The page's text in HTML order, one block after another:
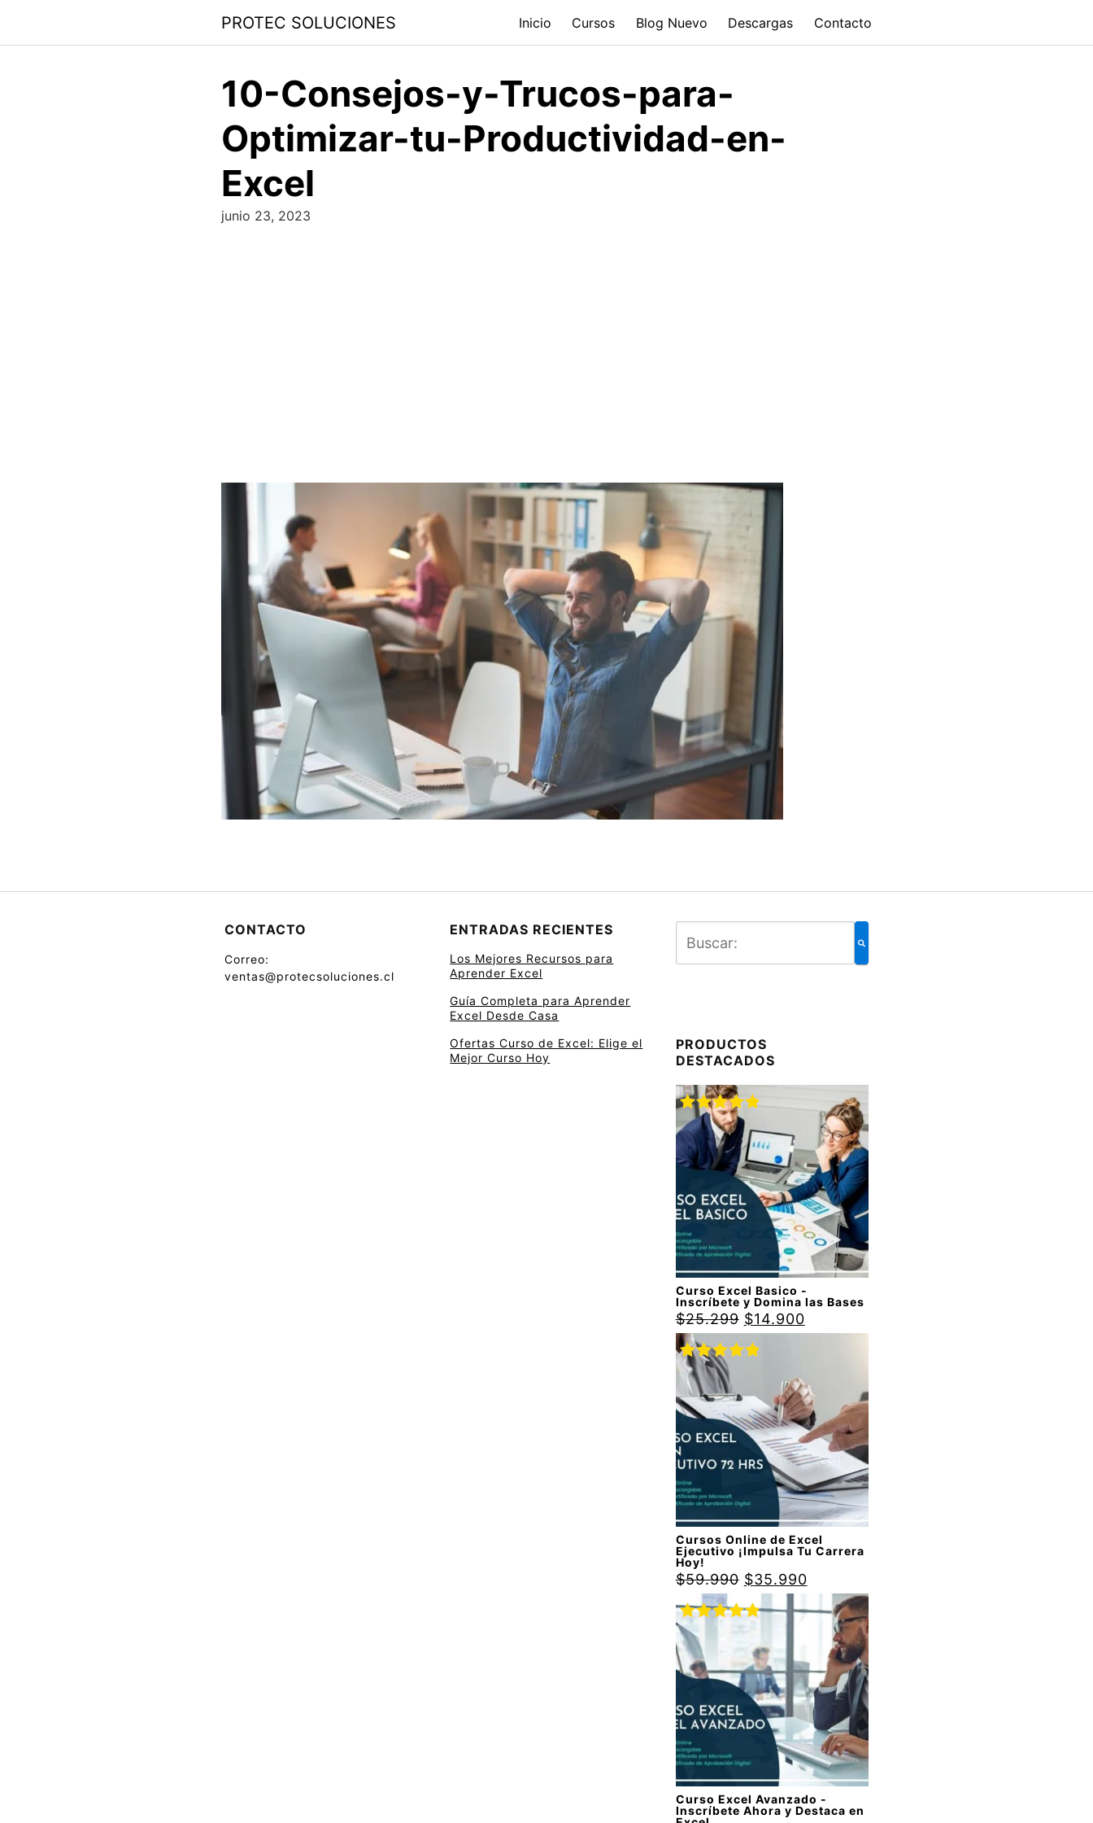
PROTEC SOLUCIONES Inicio Cursos Blog Nuevo Descargas Contacto
10-Consejos-y-Trucos-para-
Optimizar-tu-Productividad-en-
Excel
junio 23, 2023
CONTACTO
Correo:
ventas@protecsoluciones.cl
ENTRADAS RECIENTES
Los Mejores Recursos para
Aprender Excel
Guía Completa para Aprender
Excel Desde Casa
Ofertas Curso de Excel: Elige el
Mejor Curso Hoy
PRODUCTOS
DESTACADOS
Curso Excel Basico -
Inscríbete y Domina las Bases
Valorado
con5.00de
5
$25.299 $14.900
Cursos Online de Excel
Ejecutivo ¡Impulsa Tu Carrera
Hoy!
Valorado
con 5.00
5
$59.990 $35.990
Curso Excel Avanzado -
Inscríbete Ahora y Destaca en
Valorado
con
de
5